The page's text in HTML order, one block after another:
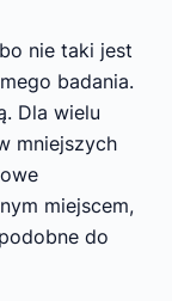
nie taki jest
badania.
Dla wielu
mniejszych
miejscem,
do